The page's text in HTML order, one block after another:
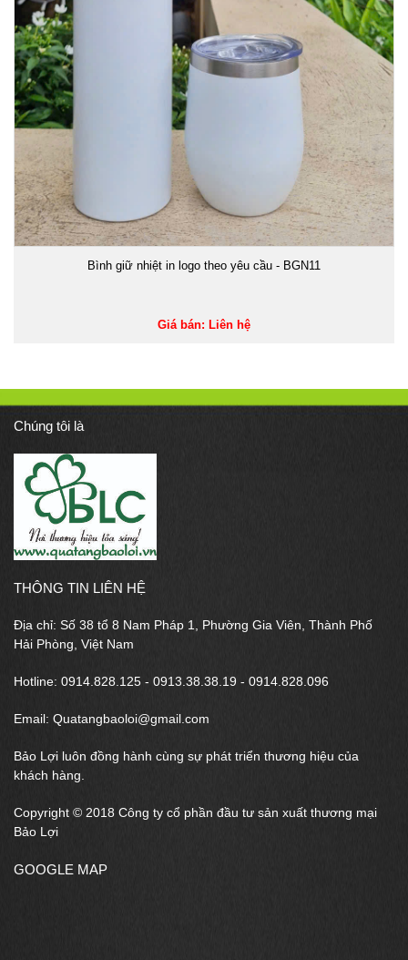
Bình giữ nhiệt in logo theo yêu cầu - BGN11
Giá bán: Liên hệ
Chúng tôi là
THÔNG TIN LIÊN HỆ
Địa chỉ: Số 38 tổ 8 Nam Pháp 1, Phường Gia Viên, Thành Phố
Hải Phòng, Việt Nam
Hotline: 0914.828.125 - 0913.38.38.19 - 0914.828.096
Email: Quatangbaoloi@gmail.com
Bảo Lợi luôn đồng hành cùng sự phát triển thương hiệu của
khách hàng.
Copyright © 2018 Công ty cổ phần đầu tư sản xuất thương mại
Bảo Lợi
GOOGLE MAP